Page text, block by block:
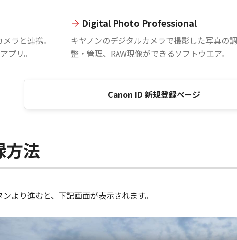
ラと連携。
プリ。
Digital Photo Professional
キヤノンのデジタルカメラで撮影した写真の調
整・管理、RAW現像ができるソフトウエア。
Canon ID 新規登録ページ
方法
より進むと、下記画面が表示されます。